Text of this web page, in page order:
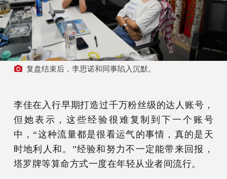
复盘结束后，李思诺和同事陷入沉默。
李佳在入行早期打造过千万粉丝级的达人账号，
但她表示，这些经验很难复制到下一个账号
中，“这种流量都是很看运气的事情，真的是天
时地利人和。”经验和努力不一定能带来回报，
塔罗牌等算命方式一度在年轻从业者间流行。